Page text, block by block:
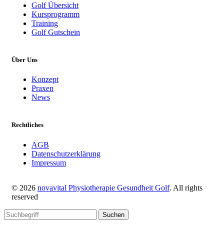
Golf Übersicht
Kursprogramm
Training
Golf Gutschein
Über Uns
Konzept
Praxen
News
Rechtliches
AGB
Datenschutzerklärung
Impressum
© 2026 novavital Physiotherapie Gesundheit Golf. All rights
reserved
Suchen